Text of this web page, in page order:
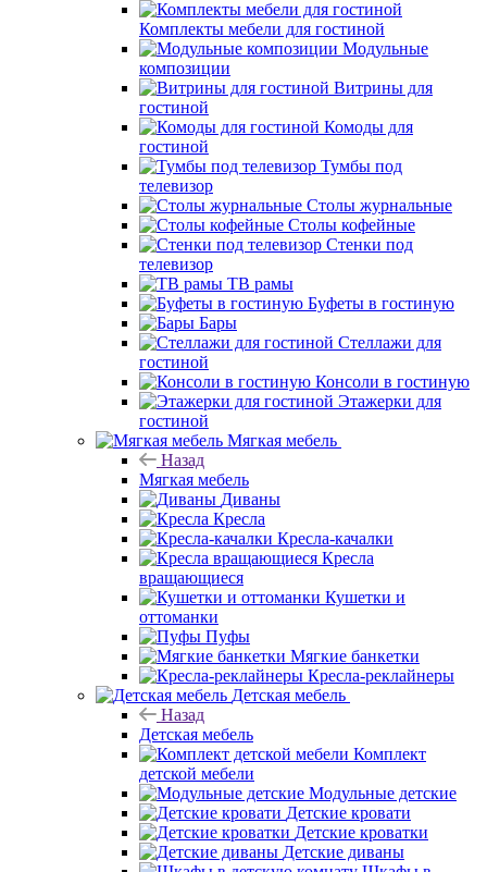
Комплекты мебели для гостиной
Модульные
композиции
Витрины для
гостиной
Комоды для
гостиной
Тумбы под
телевизор
Столы журнальные
Столы кофейные
Стенки под
телевизор
ТВ рамы
Буфеты в гостиную
Бары
Стеллажи для
гостиной
Консоли в гостиную
Этажерки для
гостиной
Мягкая мебель
Назад
Мягкая мебель
Диваны
Кресла
Кресла-качалки
Кресла
вращающиеся
Кушетки и
оттоманки
Пуфы
Мягкие банкетки
Кресла-реклайнеры
Детская мебель
Назад
Детская мебель
Комплект
детской мебели
Модульные детские
Детские кровати
Детские кроватки
Детские диваны